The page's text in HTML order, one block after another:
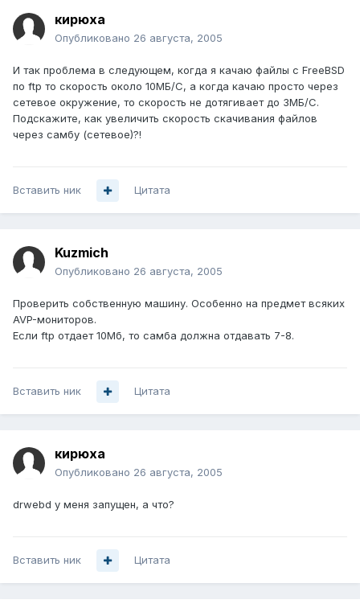
кирюха
Опубликовано 26 августа, 2005
И так проблема в следующем, когда я качаю файлы с FreeBSD
по ftp то скорость около 10МБ/С, а когда качаю просто через
сетевое окружение, то скорость не дотягивает до 3МБ/С.
Подскажите, как увеличить скорость скачивания файлов
через самбу (сетевое)?!
Вставить ник Цитата
Kuzmich
Опубликовано 26 августа, 2005
Проверить собственную машину. Особенно на предмет всяких
AVP-мониторов.
Если ftp отдает 10Мб, то самба должна отдавать 7-8.
Вставить ник Цитата
кирюха
Опубликовано 26 августа, 2005
drwebd у меня запущен, а что?
Вставить ник Цитата